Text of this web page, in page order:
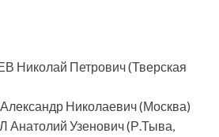
Николай Петрович (Тверская
Николаевич (Москва)
Узенович (Р.Тыва,